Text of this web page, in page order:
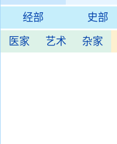
经部 史部
医家 艺术 杂家